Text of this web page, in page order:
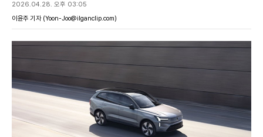
2026.04.28. 오후 03:05
이윤주 기자 (Yoon-Joo@ilganclip.com)